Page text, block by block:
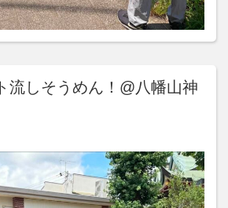
流しそうめん！@八幡山神